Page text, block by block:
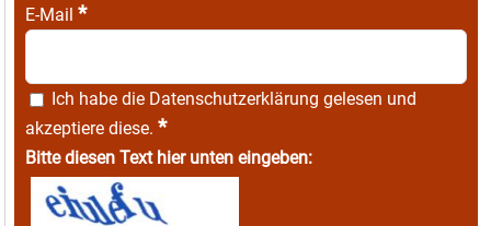
E-Mail *
Ich habe die Datenschutzerklärung gelesen und
akzeptiere diese. *
Bitte diesen Text hier unten eingeben: